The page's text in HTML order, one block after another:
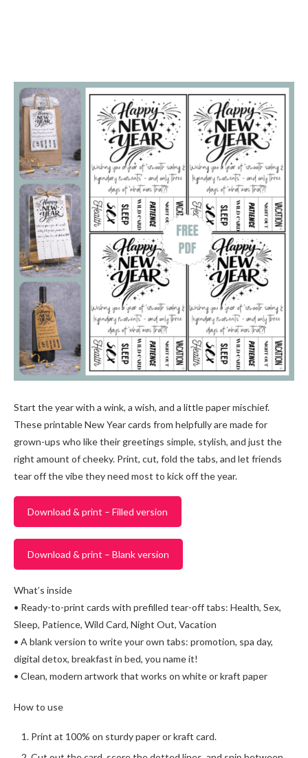
Start the year with a wink, a wish, and a little paper mischief.
These printable New Year cards from helpfully are made for
grown-ups who like their greetings simple, stylish, and just the
right amount of cheeky. Print, cut, fold the tabs, and let friends
tear off the vibe they need most to kick off the year.
Download & print – Filled version
Download & print – Blank version
What’s inside
• Ready-to-print cards with prefilled tear-off tabs: Health, Sex,
Sleep, Patience, Wild Card, Night Out, Vacation
• A blank version to write your own tabs: promotion, spa day,
digital detox, breakfast in bed, you name it!
• Clean, modern artwork that works on white or kraft paper
How to use
Print at 100% on sturdy paper or kraft card.